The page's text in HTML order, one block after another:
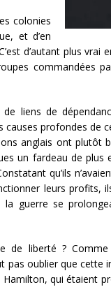
colonies
et d’en
d’autant plus vrai
commandées
liens de
causes profondes de
anglais ont plutôt
un fardeau de
qu’ils
leurs profits,
la guerre se
de liberté ?
pas oublier que cette
qui étaient